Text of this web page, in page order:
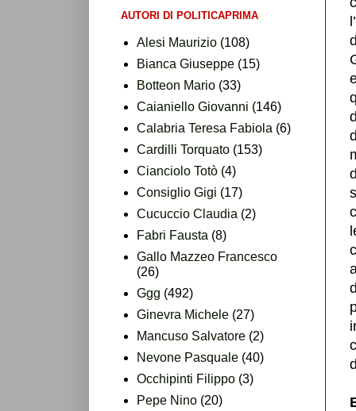
AUTORI DI POLITICAPRIMA
Alesi Maurizio (108)
Bianca Giuseppe (15)
Botteon Mario (33)
Caianiello Giovanni (146)
Calabria Teresa Fabiola (6)
Cardilli Torquato (153)
Cianciolo Totò (4)
Consiglio Gigi (17)
Cucuccio Claudia (2)
Fabri Fausta (8)
Gallo Mazzeo Francesco
(26)
Ggg (492)
Ginevra Michele (27)
Mancuso Salvatore (2)
Nevone Pasquale (40)
Occhipinti Filippo (3)
Pepe Nino (20)